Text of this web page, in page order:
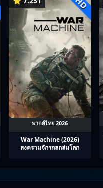
HD
พากย์ไทย 2026
War Machine (2026)
สงครามจักรกลถล่มโลก